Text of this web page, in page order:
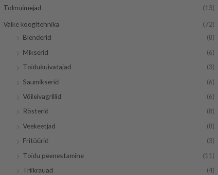
Tolmuimejad (13)
Väike köögitehnika
(72)
Blenderid
(8)
Mikserid
(6)
Toidukuivatajad
(3)
Saumikserid
(6)
Võileivagrillid
(6)
Rösterid
(8)
Veekeetjad
(8)
Fritüürid
(3)
Toidu peenestamine
(11)
Triikrauad
(4)